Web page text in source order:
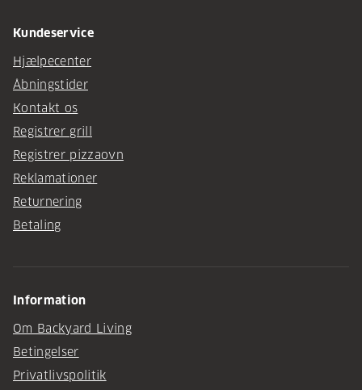
Kundeservice
Hjælpecenter
Åbningstider
Kontakt os
Registrer grill
Registrer pizzaovn
Reklamationer
Returnering
Betaling
Information
Om Backyard Living
Betingelser
Privatlivspolitik